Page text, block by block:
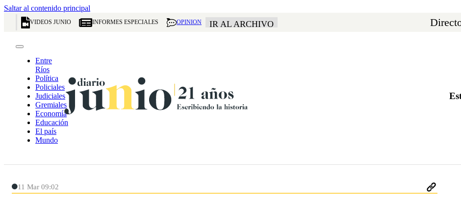
Saltar al contenido principal
VIDEOS JUNIO INFORMES ESPECIALES OPINION IR AL ARCHIVO
Entre
Ríos
Política
Policiales
Judiciales
Gremiales
Economía
Educación
El país
Mundo
11 Mar 09:02